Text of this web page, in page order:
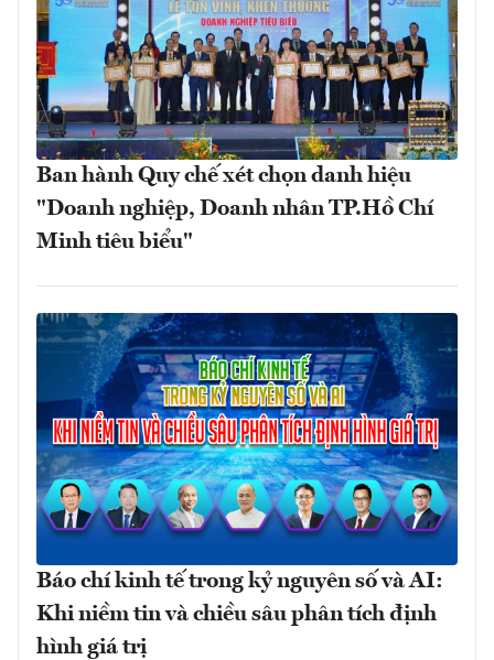
Ban hành Quy chế xét chọn danh hiệu
"Doanh nghiệp, Doanh nhân TP.Hồ Chí
Minh tiêu biểu"
Báo chí kinh tế trong kỷ nguyên số và AI:
Khi niềm tin và chiều sâu phân tích định
hình giá trị